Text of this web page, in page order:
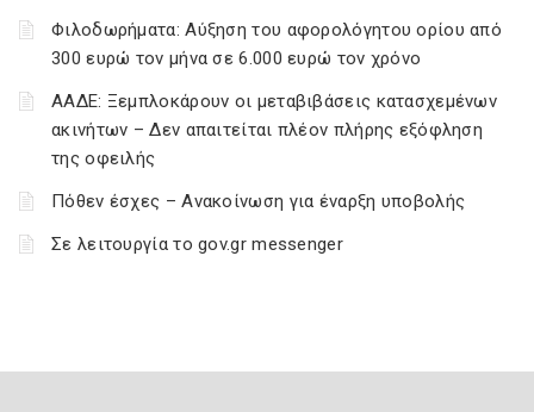
Φιλοδωρήματα: Αύξηση του αφορολόγητου ορίου από
300 ευρώ τον μήνα σε 6.000 ευρώ τον χρόνο
ΑΑΔΕ: Ξεμπλοκάρουν οι μεταβιβάσεις κατασχεμένων
ακινήτων – Δεν απαιτείται πλέον πλήρης εξόφληση
της οφειλής
Πόθεν έσχες – Ανακοίνωση για έναρξη υποβολής
Σε λειτουργία το gov.gr messenger